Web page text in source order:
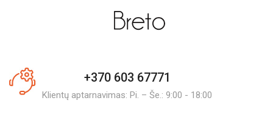
+370 603 67771
Klientų aptarnavimas: Pi. – Še.: 9:00 - 18:00